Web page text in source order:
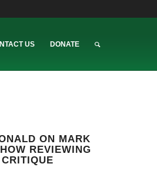
US DONATE
ON MARK
REVIEWING